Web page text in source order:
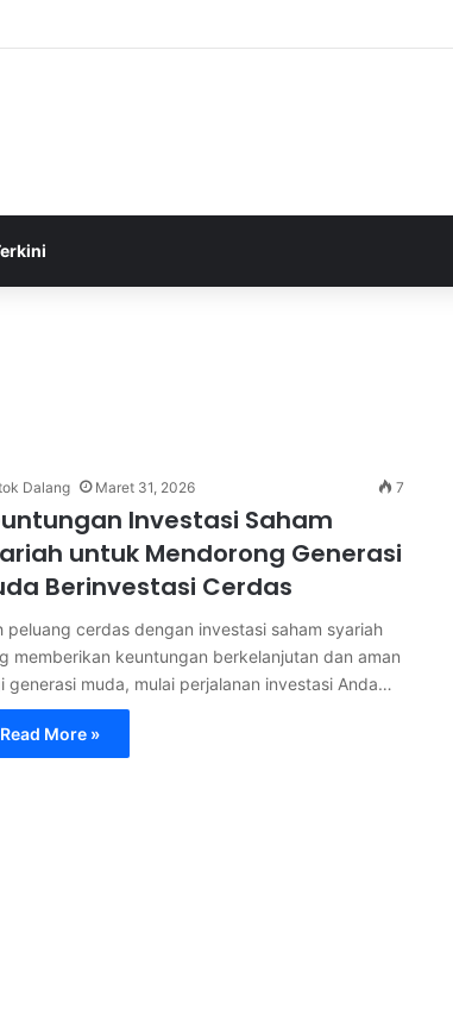
Berikut 4 Tim Lolos ke Semifinal Piala AFF U-17 2026
Dalang Maret 31, 2026 7
Investasi Saham
untuk Mendorong Generasi
Berinvestasi Cerdas
peluang cerdas dengan investasi saham syariah
memberikan keuntungan berkelanjutan dan aman
generasi muda, mulai perjalanan investasi Anda…
Read More »